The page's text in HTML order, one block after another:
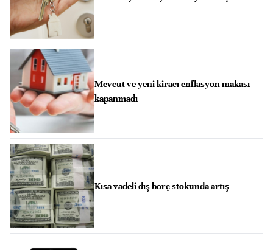
Mevcut ve yeni kiracı enflasyon makası
kapanmadı
Kısa vadeli dış borç stokunda artış